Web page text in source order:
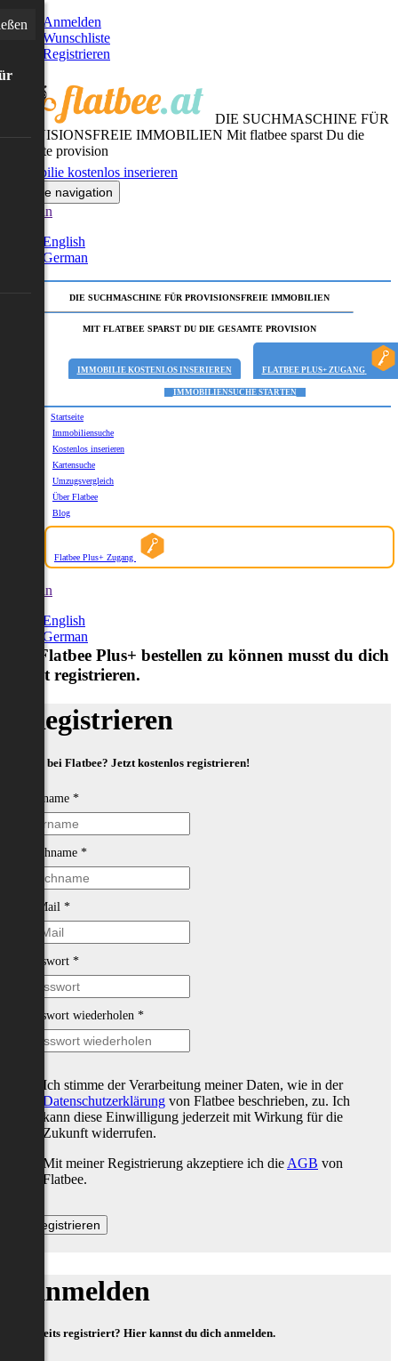
Anmelden
Wunschliste
Registrieren
DIE SUCHMASCHINE FÜR
PROVISIONSFREIE IMMOBILIEN Mit flatbee sparst Du die
gesamte provision
Immobilie kostenlos inserieren
Toggle navigation
German
English
German
DIE SUCHMASCHINE FÜR PROVISIONSFREIE IMMOBILIEN
MIT FLATBEE SPARST DU DIE GESAMTE PROVISION
IMMOBILIE KOSTENLOS INSERIEREN FLATBEE PLUS+ ZUGANG
IMMOBILIENSUCHE STARTEN
Startseite
Immobiliensuche
Kostenlos inserieren
Kartensuche
Umzugsvergleich
Über Flatbee
Blog
Flatbee Plus+ Zugang
German
English
German
Um Flatbee Plus+ bestellen zu können musst du dich
zuerst registrieren.
Registrieren
Neu bei Flatbee? Jetzt kostenlos registrieren!
Vorname *
Nachname *
E-Mail *
Passwort *
Passwort wiederholen *
Ich stimme der Verarbeitung meiner Daten, wie in der
Datenschutzerklärung von Flatbee beschrieben, zu. Ich
kann diese Einwilligung jederzeit mit Wirkung für die
Zukunft widerrufen.
Mit meiner Registrierung akzeptiere ich die AGB von
Flatbee.
Anmelden
Bereits registriert? Hier kannst du dich anmelden.